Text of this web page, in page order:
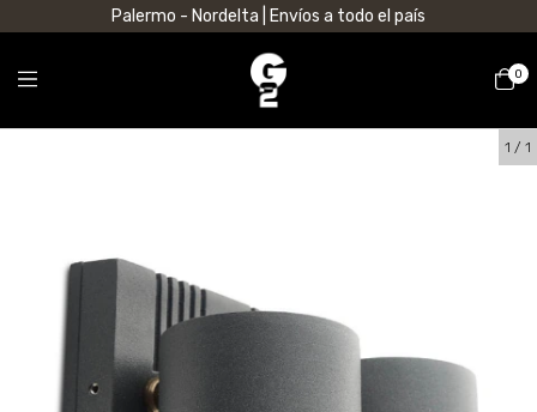
Palermo - Nordelta | Envíos a todo el país
0
1 / 1